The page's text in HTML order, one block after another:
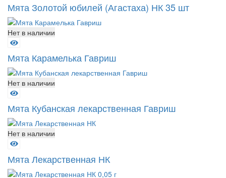
Мята Золотой юбилей (Агастаха) НК 35 шт
Нет в наличии
Мята Карамелька Гавриш
Нет в наличии
Мята Кубанская лекарственная Гавриш
Нет в наличии
Мята Лекарственная НК